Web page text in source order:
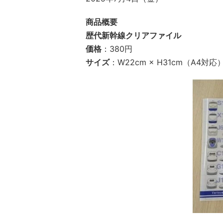
商品概要
歴代新幹線クリアファイル
価格 ：380円
サイズ：W22cm × H31cm（A4対応